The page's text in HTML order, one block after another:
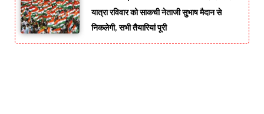
यात्रा रविवार को साकची नेताजी सुभाष मैदान से
निकलेगी, सभी तैयारियां पूरी